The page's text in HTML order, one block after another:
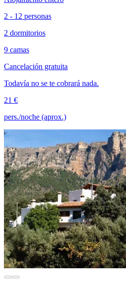
2 - 12 personas
2 dormitorios
9 camas
Cancelación gratuita
Todavía no se te cobrará nada.
21 €
pers./noche (aprox.)